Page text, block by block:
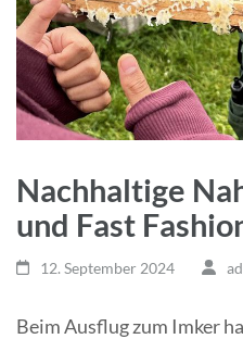
Nachhaltige
und Fast
12. September 2024
Beim Ausflug zum Imker